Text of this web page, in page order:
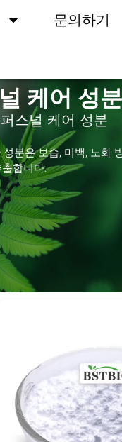
문의하기
케어 성분
스널 케어 성분
분은 보습, 미백, 노화
합니다.